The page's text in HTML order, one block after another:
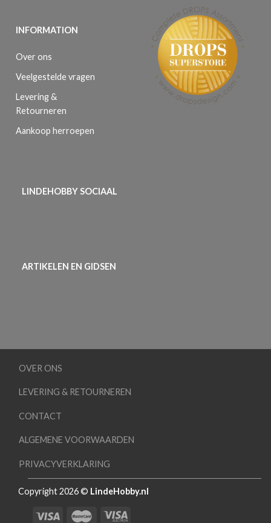
INFORMATION
Over ons
Veelgestelde vragen
Levering &
Retourneren
Aankoop herroepen
LINDEHOBBY SOCIAAL
ARTIKELEN EN GIDSEN
OVER ONS
LEVERING & RETOURNEREN
CONTACT
ALGEMENE VOORWAARDEN
PRIVACYVERKLARING
Copyright 2026 © LindeHobby.nl